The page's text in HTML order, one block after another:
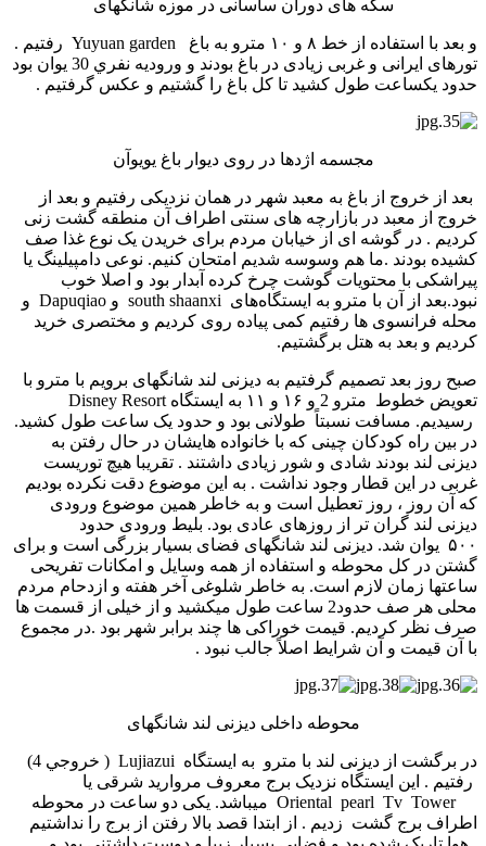
سکه های دوران ساسانی در موزه شانگهای
و بعد با استفاده از خط ۸ و ۱۰ مترو به باغ Yuyuan garden رفتیم .
تورهای ایرانی و غربی زیادی در باغ بودند و وروديه نفري 30 يوان بود
حدود يكساعت طول كشيد تا كل باغ را گشتيم و عكس گرفتيم .
مجسمه اژدها در روی دیوار باغ یویوآن
بعد از خروج از باغ به معبد شهر در همان نزدیکی رفتیم و بعد از
خروج از معبد در بازارچه های سنتی اطراف آن منطقه گشت زنی
کردیم . در گوشه ای از خیابان مردم برای خریدن یک نوع غذا صف
کشیده بودند .ما هم وسوسه شدیم امتحان کنیم. نوعی دامپیلینگ یا
پیراشکی با محتویات گوشت چرخ کرده آبدار بود و اصلا خوب
نبود.بعد از آن با مترو به ایستگاه‌های south shaanxi و Dapuqiao و
محله فرانسوی ها رفتیم کمی­ پیاده روی کردیم و مختصری خرید
کردیم و بعد به هتل برگشتیم.
صبح روز بعد تصمیم گرفتیم به دیزنی لند شانگهای برویم با مترو با
تعویض خطوط مترو 2 و ۱۶ و ۱۱ به ایستگاه Disney Resort
رسیدیم. مسافت نسبتاً طولانی بود و حدود یک ساعت طول کشید.
در بین راه کودکان چینی که با خانواده هایشان در حال رفتن به
دیزنی لند بودند شادی و شور زیادی داشتند . تقریبا هیچ توریست
غربی در این قطار وجود نداشت . به این موضوع دقت نکرده بودیم
که آن روز ، روز تعطیل است و به خاطر همین موضوع ورودی
دیزنی لند گران تر از روزهای عادی بود. بلیط ورودی حدود
۵۰۰ یوان شد. دیزنی لند شانگهای فضای بسیار بزرگی است و برای
گشتن در کل محوطه و استفاده از همه وسایل و امکانات تفریحی
ساعتها زمان لازم است. به خاطر شلوغی آخر هفته و ازدحام مردم
محلی هر صف حدود2 ساعت طول می­کشید و از خیلی از قسمت ها
صرف نظر کردیم. قیمت خوراکی ها چند برابر شهر بود .در مجموع
با آن قیمت و آن شرایط اصلاً جالب نبود .
محوطه داخلی دیزنی لند شانگهای
در برگشت از دیزنی لند با مترو به ایستگاه Lujiazui ( خروجي 4)
رفتیم . این ایستگاه نزدیک برج معروف مروارید شرقی یا
Oriental pearl Tv Tower می­باشد. یکی دو ساعت در محوطه
اطراف برج گشت زدیم . از ابتدا قصد بالا رفتن از برج را نداشتیم